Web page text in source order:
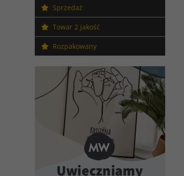
Sprzedaż
Towar 2 jakość
Rozpakowany